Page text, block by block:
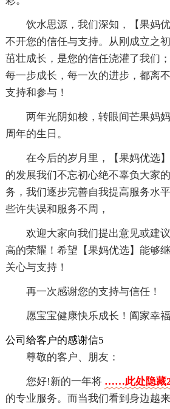
饮水思源，我们深知，【果妈
不开您的信任与支持。从刚成立之
茁壮成长，是您的信任浇灌了我们
每一步成长，每一次的进步，都离
支持和参与！
两年光阴如梭，转眼间芒果妈
周年的生日。
在今后的岁月里，【果妈优选
的发展我们不忘初心绝不辜负大家
务，我们逐步完善自我提高服务水
些许失误和服务不周，
欢迎大家向我们提出意见或建
高的荣耀！希望【果妈优选】能够
关心与支持！
再一次感谢您的支持与信任！
愿宝宝健康快乐成长！阖家幸福
公司给客户的感谢信5
尊敬的客户、朋友：
您好!新的一年将 ……此处隐藏
的专业服务。而当我们看到身边越